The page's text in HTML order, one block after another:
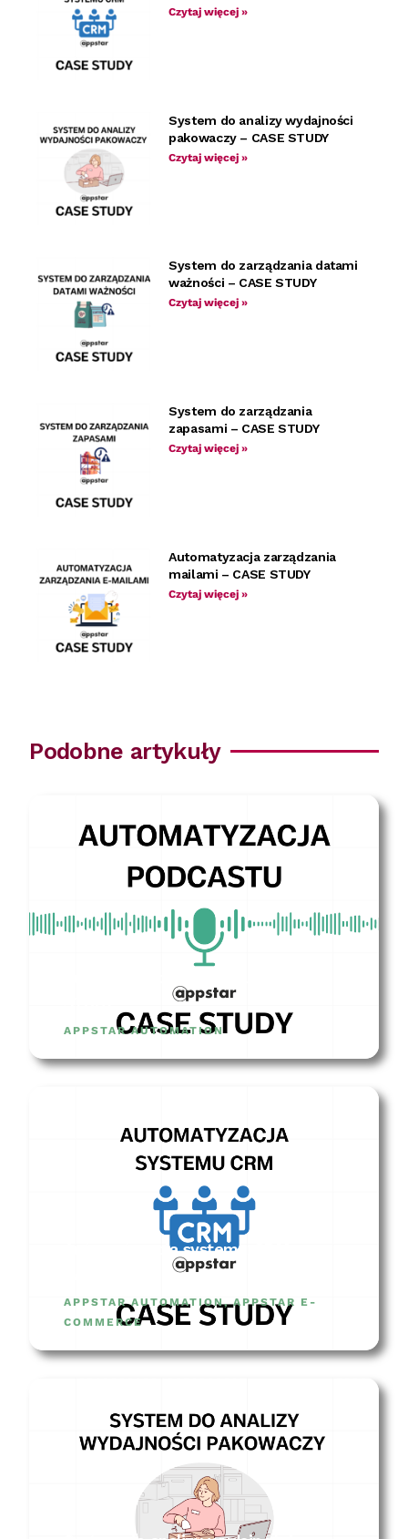
Czytaj więcej »
System do analizy wydajności
pakowaczy – CASE STUDY
Czytaj więcej »
System do zarządzania datami
ważności – CASE STUDY
Czytaj więcej »
System do zarządzania
zapasami – CASE STUDY
Czytaj więcej »
Automatyzacja zarządzania
mailami – CASE STUDY
Czytaj więcej »
Podobne artykuły
APPSTAR AUTOMATION
Automatyzacja systemu CRM –
APPSTAR AUTOMATION,APPSTAR E-
COMMERCE